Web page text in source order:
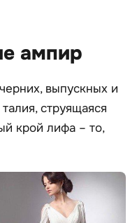
ампир
выпускных и
струящаяся
крой лифа – то,